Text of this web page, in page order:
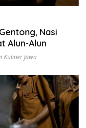
Nasi
Alun-Alun
Kuliner Jawa